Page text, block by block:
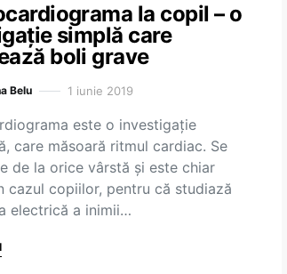
la copil – o
simplă care
boli grave
Belu 1 iunie 2019
este o investigație
care măsoară ritmul cardiac. Se
de la orice vârstă și este chiar
cazul copiilor, pentru că studiază
electrică a inimii…